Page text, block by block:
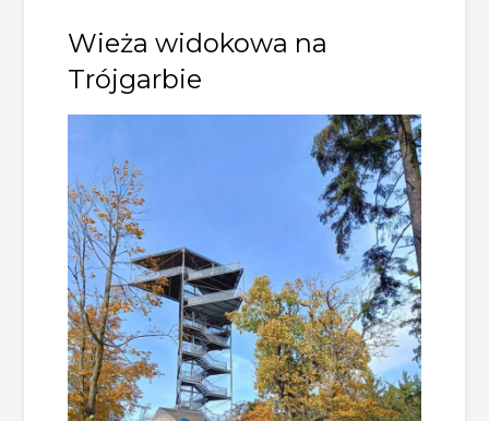
Wieża widokowa na
Trójgarbie